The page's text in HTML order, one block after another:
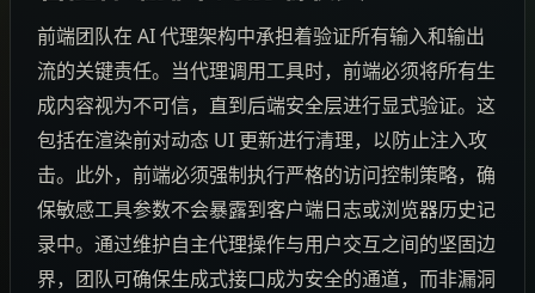
前端团队在 AI 代理架构中承担着验证所有输入和输出
流的关键责任。当代理调用工具时，前端必须将所有生
成内容视为不可信，直到后端安全层进行显式验证。这
包括在渲染前对动态 UI 更新进行清理，以防止注入攻
击。此外，前端必须强制执行严格的访问控制策略，确
保敏感工具参数不会暴露到客户端日志或浏览器历史记
录中。通过维护自主代理操作与用户交互之间的坚固边
界，团队可确保生成式接口成为安全的通道，而非漏洞